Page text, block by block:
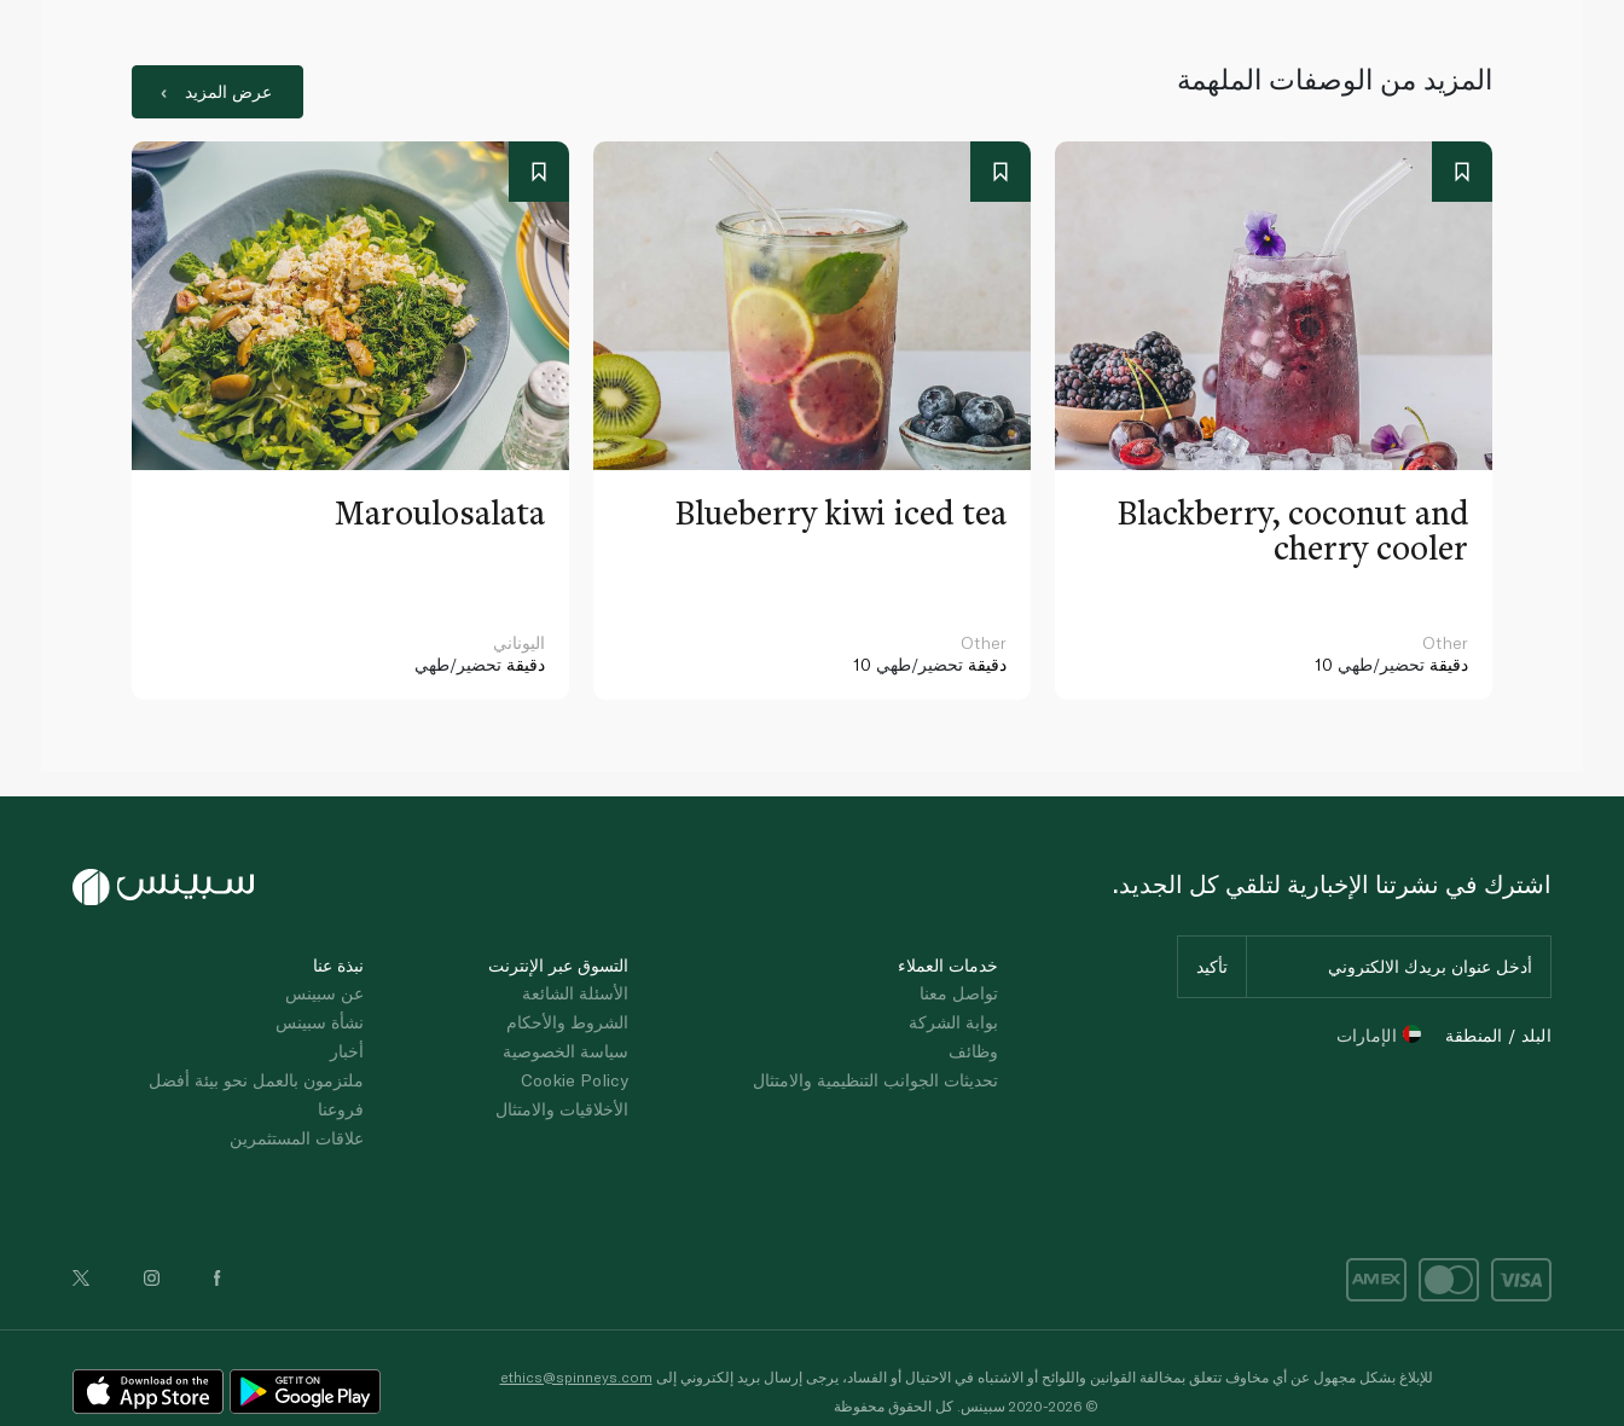
المزيد من الوصفات الملهمة عرض المزيد
Maroulosalata
اليوناني
دقيقة تحضير/طهي
Blueberry kiwi iced tea
Other
10 دقيقة تحضير/طهي
Blackberry, coconut and
cherry cooler
Other
10 دقيقة تحضير/طهي
نبذة عنا
عن سبينس
نشأة سبينس
أخبار
ملتزمون بالعمل نحو بيئة أفضل
فروعنا
علاقات المستثمرين
التسوق عبر الإنترنت
الأسئلة الشائعة
الشروط والأحكام
سياسة الخصوصية
Cookie Policy
الأخلاقيات والامتثال
خدمات العملاء
تواصل معنا
بوابة الشركة
وظائف
تحديثات الجوانب التنظيمية والامتثال
اشترك في نشرتنا الإخبارية لتلقي كل الجديد.
البلد / المنطقة الإمارات
للإبلاغ بشكل مجهول عن أي مخاوف تتعلق بمخالفة القوانين واللوائح أو الاشتباه في الاحتيال أو الفساد، يرجى إرسال بريد إلكتروني إلى ethics@spinneys.com
© 2020-2026 سبينس. كل الحقوق محفوظة